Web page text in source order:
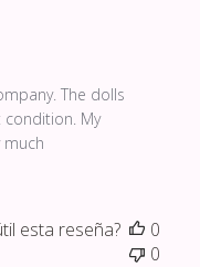
The dolls
My
much
esta reseña?
0
0